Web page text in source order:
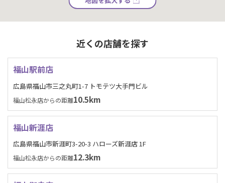
近くの店舗を探す
福山駅前店
広島県福山市三之丸町1-7 トモテツ大手門ビル
福山松永店からの距離10.5km
福山新涯店
広島県福山市新涯町3-20-3 ハローズ新涯店 1F
福山松永店からの距離12.3km